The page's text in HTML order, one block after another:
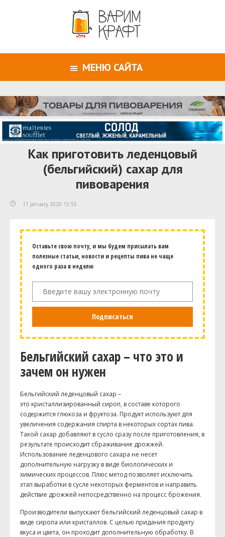
МЕНЮ САЙТА
Как приготовить леденцовый
(бельгийский) сахар для
пивоварения
17 January 2020 15:55
Оставьте свою почту, и мы будем присылать вам
полезные статьи, новости и рецепты пива не чаще
одного раза в неделю
Подписаться
Бельгийский сахар – что это и
зачем он нужен
Бельгийский леденцовый сахар –
это кристаллизированный сироп, в составе которого
содержится глюкоза и фруктоза. Продукт используют для
увеличения содержания спирта в некоторых сортах пива.
Такой сахар добавляют в сусло сразу после приготовления, в
результате происходит сбраживание дрожжей.
Использование леденцового сахара не несет
дополнительную нагрузку в виде биологических и
химических процессов. Плюс метод позволяет исключить
этап выработки в сусле некоторых ферментов и направить
действие дрожжей непосредственно на процесс брожения.
Производители выпускают бельгийский леденцовый сахар в
виде сиропа или кристаллов. С целью придания продукту
вкуса и цвета, он проходит дополнительную обработку. В